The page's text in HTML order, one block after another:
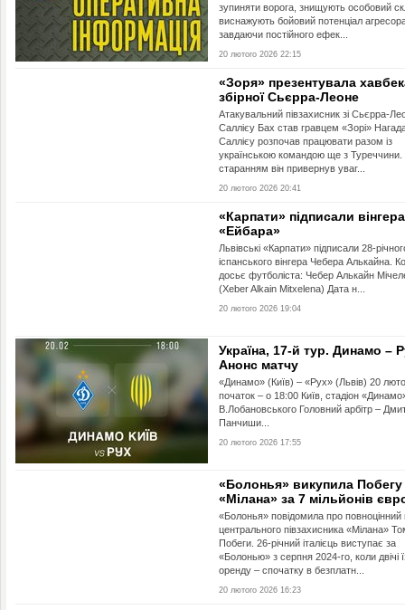
зупиняти ворога, знищують особовий
виснажують бойовий потенціал
завдаючи постійного ефек...
20 лютого 2026 22:15
«Зоря» презентувала
збірної Сьєрра-Леоне
Атакувальний півзахисник зі Сьєрра-
Саллієу Бах став гравцем «Зорі»
Саллієу розпочав працювати разом із
українською командою ще з Туреччини.
старанням він привернув уваг...
20 лютого 2026 20:41
«Карпати» підписали вінгера
«Ейбара»
Львівські «Карпати» підписали 28-
іспанського вінгера Чебера Алькайна.
досьє футболіста: Чебер Алькайн
(Xeber Alkain Mitxelena) Дата н...
20 лютого 2026 19:04
Україна, 17-й тур. Динамо –
Анонс матчу
«Динамо» (Київ) – «Рух» (Львів) 20
початок – о 18:00 Київ, стадіон
В.Лобановського Головний арбітр –
Панчиши...
20 лютого 2026 17:55
«Болонья» викупила Побегу
«Мілана» за 7 мільйонів
«Болонья» повідомила про повноцінний
центрального півзахисника «Мілана»
Побеги. 26-річний італієць виступає за
«Болонью» з серпня 2024-го, коли двічі
оренду – спочатку в безплатн...
20 лютого 2026 16:23